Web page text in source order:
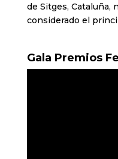
de Sitges, Cataluña,
considerado el
Gala Premios